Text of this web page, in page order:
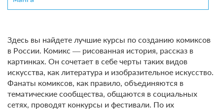
Здесь вы найдете лучшие курсы по созданию комиксов
в России. Комикс ― рисованная история, рассказ в
картинках. Он сочетает в себе черты таких видов
искусства, как литература и изобразительное искусство.
Фанаты комиксов, как правило, объединяются в
тематические сообщества, общаются в социальных
сетях, проводят конкурсы и фестивали. По их